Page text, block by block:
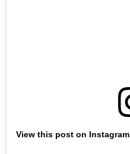
View this post on Instagram